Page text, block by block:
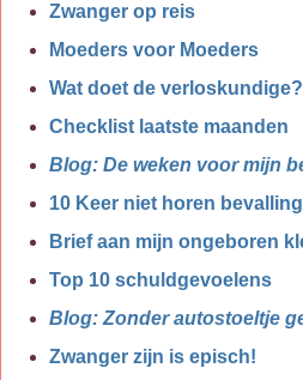
Zwanger op reis
Moeders voor Moeders
Wat doet de verloskundige?
Checklist laatste maanden
Blog: De weken voor mijn
10 Keer niet horen bevalling
Brief aan mijn ongeboren
Top 10 schuldgevoelens
Blog: Zonder autostoeltje
Zwanger zijn is episch!